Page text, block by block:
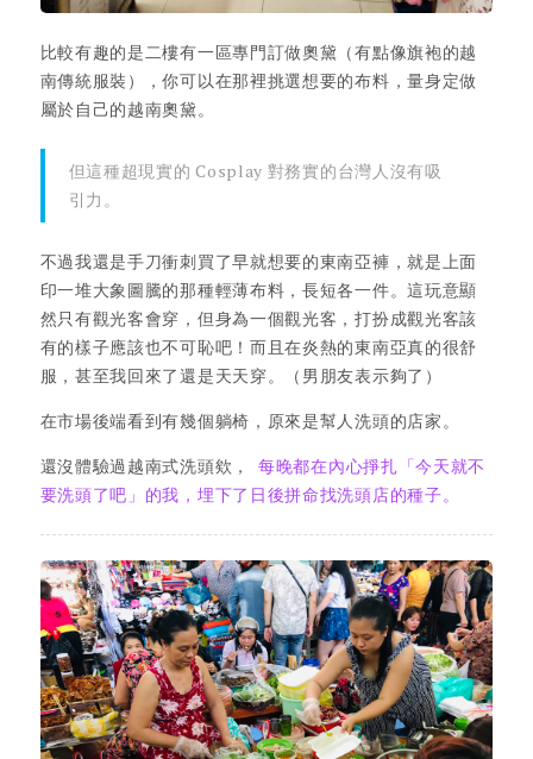
比較有趣的是二樓有一區專門訂做奧黛（有點像旗袍的越
南傳統服裝），你可以在那裡挑選想要的布料，量身定做
屬於自己的越南奧黛。
但這種超現實的 Cosplay 對務實的台灣人沒有吸
引力。
不過我還是手刀衝刺買了早就想要的東南亞褲，就是上面
印一堆大象圖騰的那種輕薄布料，長短各一件。這玩意顯
然只有觀光客會穿，但身為一個觀光客，打扮成觀光客該
有的樣子應該也不可恥吧！而且在炎熱的東南亞真的很舒
服，甚至我回來了還是天天穿。（男朋友表示夠了）
在市場後端看到有幾個躺椅，原來是幫人洗頭的店家。
還沒體驗過越南式洗頭欸，
每晚都在內心掙扎「今天就不
要洗頭了吧」的我，埋下了日後拼命找洗頭店的種子。